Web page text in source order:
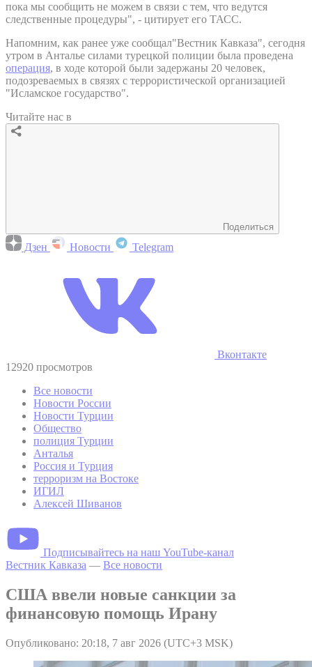
пока мы сообщить не можем в связи с тем, что ведутся
следственные процедуры", - цитирует его ТАСС.
Напомним, как ранее уже сообщал"Вестник Кавказа", сегодня
утром в Анталье силами турецкой полиции была проведена
операция, в ходе которой были задержаны 20 человек,
подозреваемых в связях с террористической организацией
"Исламское государство".
Читайте нас в
Поделиться
Дзен Новости Telegram
Вконтакте
12920 просмотров
Все новости
Новости России
Новости Турции
Общество
полиция Турции
Анталья
Россия и Турция
терроризм на Востоке
ИГИЛ
Алексей Шиванов
Подписывайтесь на наш YouTube-канал
Вестник Кавказа — Все новости
США ввели новые санкции за
финансовую помощь Ирану
Опубликовано: 20:18, 7 авг 2026 (UTC+3 MSK)